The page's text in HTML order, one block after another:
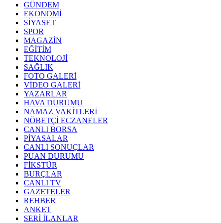
GÜNDEM
EKONOMİ
SİYASET
SPOR
MAGAZİN
EĞİTİM
TEKNOLOJİ
SAĞLIK
FOTO GALERİ
VİDEO GALERİ
YAZARLAR
HAVA DURUMU
NAMAZ VAKİTLERİ
NÖBETÇİ ECZANELER
CANLI BORSA
PİYASALAR
CANLI SONUÇLAR
PUAN DURUMU
FİKSTÜR
BURÇLAR
CANLI TV
GAZETELER
REHBER
ANKET
SERİ İLANLAR